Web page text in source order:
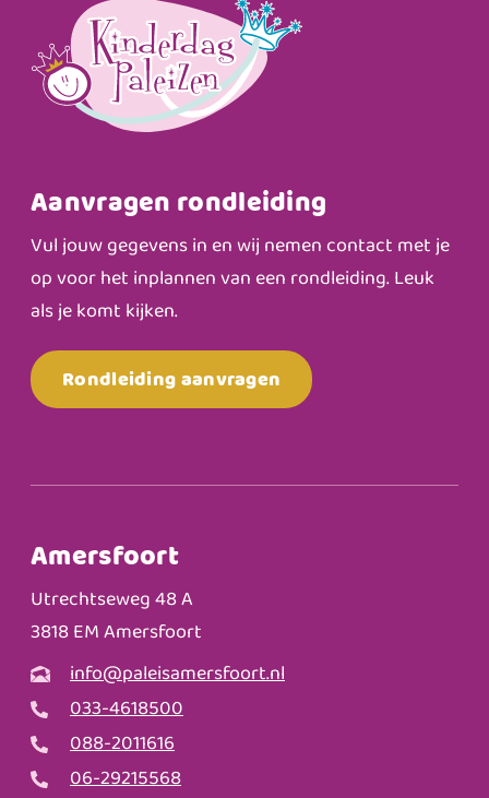
Aanvragen rondleiding
Vul jouw gegevens in en wij nemen contact met je
op voor het inplannen van een rondleiding. Leuk
als je komt kijken.
Rondleiding aanvragen
Amersfoort
Utrechtseweg 48 A
3818 EM Amersfoort
info@paleisamersfoort.nl
033-4618500
088-2011616
06-29215568